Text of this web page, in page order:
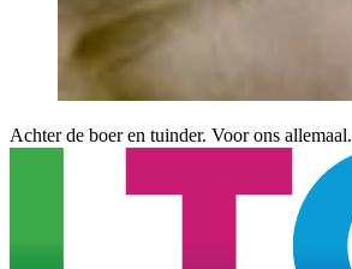
Achter de boer en tuinder. Voor ons allemaal.